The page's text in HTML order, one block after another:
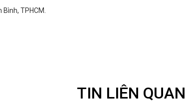
TPHCM.
TIN LIÊN QUAN